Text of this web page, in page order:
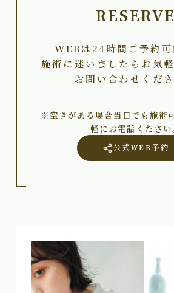
RESERVE
WEBは24時間ご予約可
施術に迷いましたらお気
お問い合わせくださ
※空きがある場合当日でも施術
軽にお電話ください
公式WEB予約